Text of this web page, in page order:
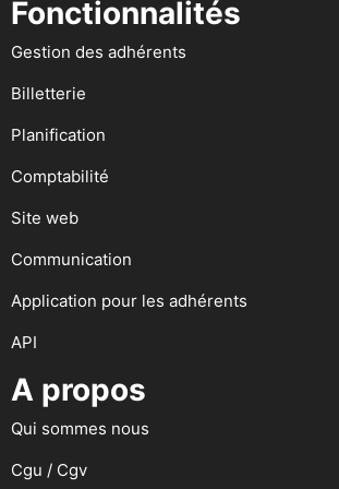
Fonctionnalités
Gestion des adhérents
Billetterie
Planification
Comptabilité
Site web
Communication
Application pour les adhérents
API
A propos
Qui sommes nous
Cgu / Cgv